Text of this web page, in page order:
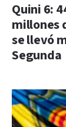
Quini 6:
millones
se llevó
Segunda